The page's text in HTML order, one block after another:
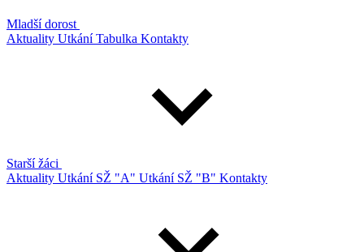
Mladší dorost
Aktuality UtkáníTabulka Kontakty
Starší žáci
Aktuality Utkání SŽ "A" Utkání SŽ "B" Kontakty